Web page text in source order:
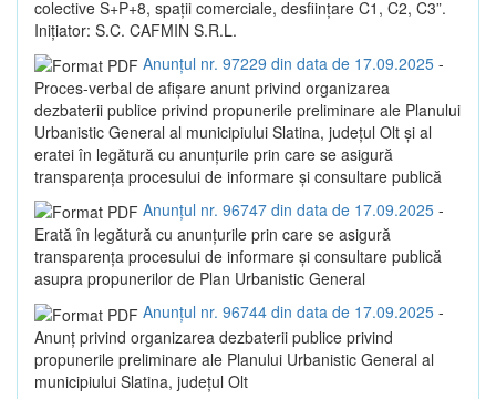
colective S+P+8, spații comerciale, desființare C1, C2, C3”.
Inițiator: S.C. CAFMIN S.R.L.
Anunțul nr. 97229 din data de 17.09.2025 -
Proces-verbal de afișare anunt privind organizarea
dezbaterii publice privind propunerile preliminare ale Planului
Urbanistic General al municipiului Slatina, județul Olt și al
eratei în legătură cu anunțurile prin care se asigură
transparența procesului de informare și consultare publică
Anunțul nr. 96747 din data de 17.09.2025 -
Erată în legătură cu anunțurile prin care se asigură
transparența procesului de informare și consultare publică
asupra propunerilor de Plan Urbanistic General
Anunțul nr. 96744 din data de 17.09.2025 -
Anunț privind organizarea dezbaterii publice privind
propunerile preliminare ale Planului Urbanistic General al
municipiului Slatina, județul Olt